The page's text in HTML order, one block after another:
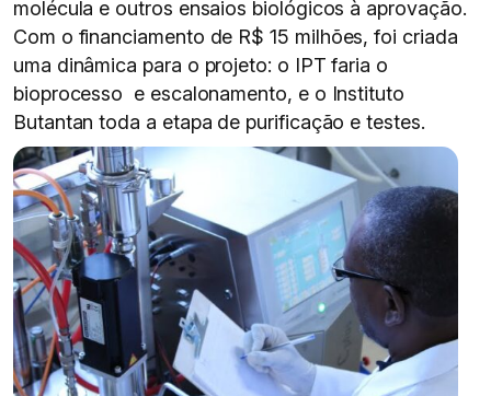
molécula e outros ensaios biológicos à aprovação.
Com o financiamento de R$ 15 milhões, foi criada
uma dinâmica para o projeto: o IPT faria o
bioprocesso e escalonamento, e o Instituto
Butantan toda a etapa de purificação e testes.